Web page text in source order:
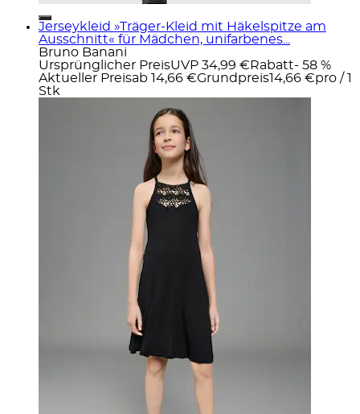
Jerseykleid »Träger-Kleid mit Häkelspitze am
Ausschnitt« für Mädchen, unifarbenes...
Bruno Banani
Ursprünglicher PreisUVP 34,99 € Rabatt- 58 %
Aktueller Preisab 14,66 €Grundpreis14,66 €pro / 1
Stk